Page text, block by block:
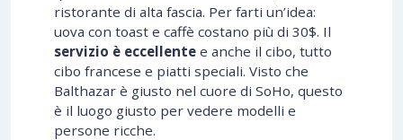
ristorante di alta fascia. Per farti un’idea:
uova con toast e caffè costano più di 30$. Il
servizio è eccellente e anche il cibo, tutto
cibo francese e piatti speciali. Visto che
Balthazar è giusto nel cuore di SoHo, questo
è il luogo giusto per vedere modelli e
persone ricche.